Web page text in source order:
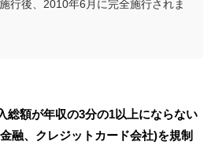
行後、2010年6月に完全施行されま
総額が年収の3分の1以上にならない
融、クレジットカード会社)を規制